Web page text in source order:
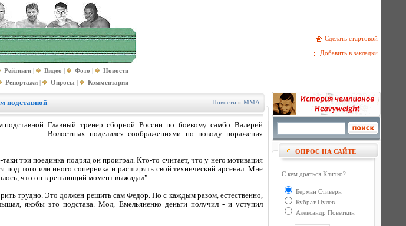
Сделать стартовой
Добавить в закладки
Рейтинги | Видео | Фото |
Новости
Репортажи | Опросы | Комментарии
подставной Новости » MMA
Главный тренер сборной России по боевому самбо Валерий
Волостных поделился соображениями по поводу поражения
три поединка подряд он проиграл. Кто-то считает, что у него мотивация
под того или иного соперника и расширять свой технический арсенал. Мне
что он в решающий момент выжидал".
трудно. Это должен решить сам Федор. Но с каждым разом, естественно,
якобы это подстава. Мол, Емельяненко деньги получил - и уступил
ОПРОС НА САЙТЕ
С кем драться Кличко?
Берман Стиверн
Кубрат Пулев
Александр Поветкин